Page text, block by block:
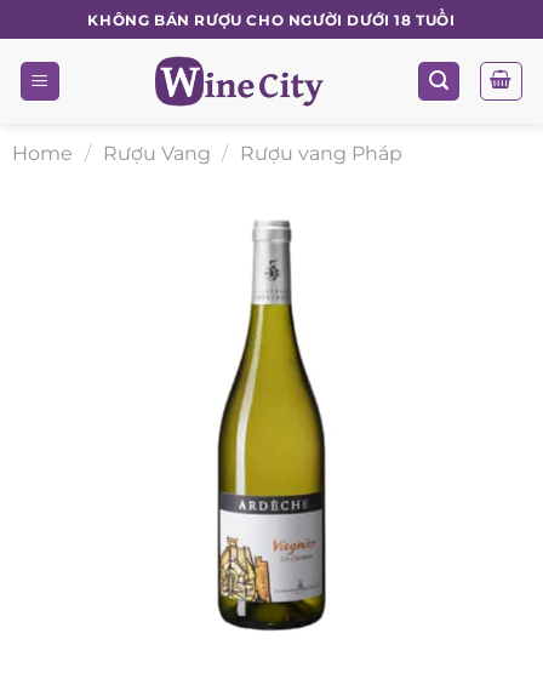
to
content
KHÔNG BÁN RƯỢU CHO NGƯỜI DƯỚI 18 TUỔI
Home / Rượu Vang / Rượu vang Pháp